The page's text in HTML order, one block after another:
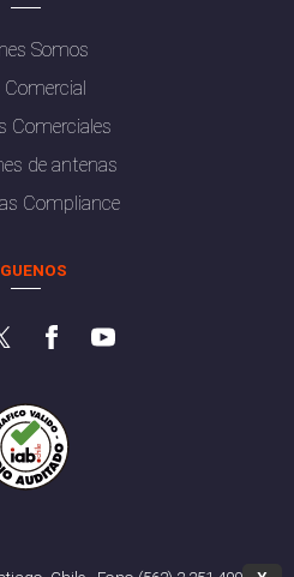
Somos
Comercial
Comerciales
de antenas
Compliance